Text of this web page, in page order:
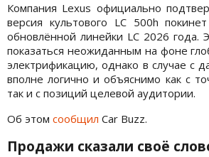
Компания Lexus официально
версия культового LC 500h
обновлённой линейки LC 2026
показаться неожиданным на фоне
электрификацию, однако в случае с
вполне логично и объяснимо как с
так и с позиций целевой аудитории.
Об этом сообщил Car Buzz.
Продажи сказали своё